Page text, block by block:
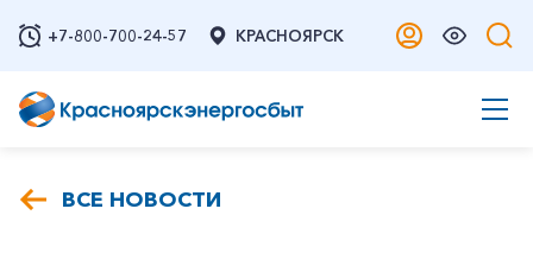
+7-800-700-24-57 КРАСНОЯРСК
ВСЕ НОВОСТИ